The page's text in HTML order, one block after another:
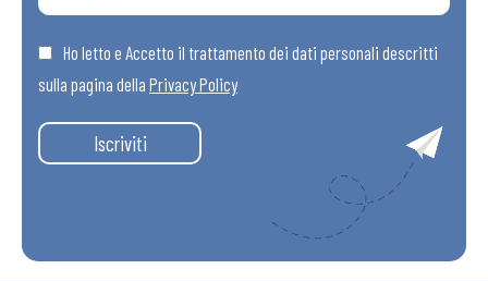
Ho letto e Accetto il trattamento dei dati personali descritti
sulla pagina della Privacy Policy
Iscriviti